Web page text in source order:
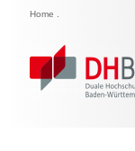
Home